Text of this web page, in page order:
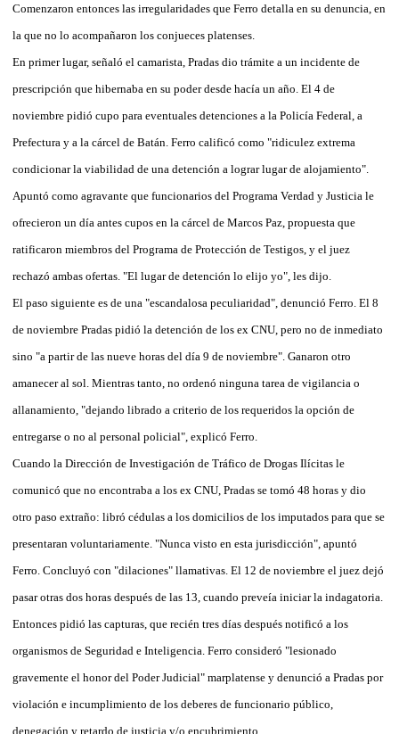
Comenzaron entonces las irregularidades que Ferro detalla en su denuncia, en
la que no lo acompañaron los conjueces platenses.
En primer lugar, señaló el camarista, Pradas dio trámite a un incidente de
prescripción que hibernaba en su poder desde hacía un año. El 4 de
noviembre pidió cupo para eventuales detenciones a la Policía Federal, a
Prefectura y a la cárcel de Batán. Ferro calificó como "ridiculez extrema
condicionar la viabilidad de una detención a lograr lugar de alojamiento".
Apuntó como agravante que funcionarios del Programa Verdad y Justicia le
ofrecieron un día antes cupos en la cárcel de Marcos Paz, propuesta que
ratificaron miembros del Programa de Protección de Testigos, y el juez
rechazó ambas ofertas. "El lugar de detención lo elijo yo", les dijo.
El paso siguiente es de una "escandalosa peculiaridad", denunció Ferro. El 8
de noviembre Pradas pidió la detención de los ex CNU, pero no de inmediato
sino "a partir de las nueve horas del día 9 de noviembre". Ganaron otro
amanecer al sol. Mientras tanto, no ordenó ninguna tarea de vigilancia o
allanamiento, "dejando librado a criterio de los requeridos la opción de
entregarse o no al personal policial", explicó Ferro.
Cuando la Dirección de Investigación de Tráfico de Drogas Ilícitas le
comunicó que no encontraba a los ex CNU, Pradas se tomó 48 horas y dio
otro paso extraño: libró cédulas a los domicilios de los imputados para que se
presentaran voluntariamente. "Nunca visto en esta jurisdicción", apuntó
Ferro. Concluyó con "dilaciones" llamativas. El 12 de noviembre el juez dejó
pasar otras dos horas después de las 13, cuando preveía iniciar la indagatoria.
Entonces pidió las capturas, que recién tres días después notificó a los
organismos de Seguridad e Inteligencia. Ferro consideró "lesionado
gravemente el honor del Poder Judicial" marplatense y denunció a Pradas por
violación e incumplimiento de los deberes de funcionario público,
denegación y retardo de justicia y/o encubrimiento.